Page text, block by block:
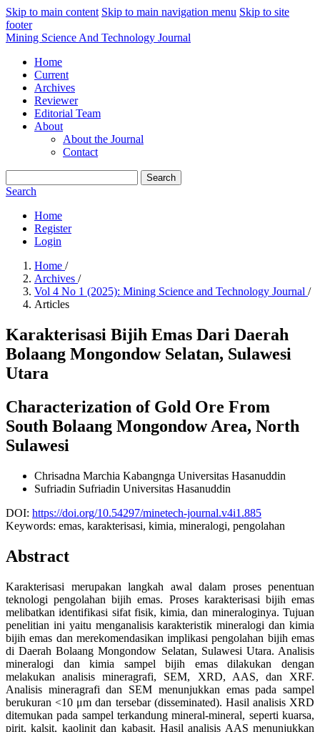
Skip to main content Skip to main navigation menu Skip to site
footer
Mining Science And Technology Journal
Home
Current
Archives
Reviewer
Editorial Team
About
About the Journal
Contact
Search
Search
Home
Register
Login
Home /
Archives /
Vol 4 No 1 (2025): Mining Science and Technology Journal /
Articles
Karakterisasi Bijih Emas Dari Daerah
Bolaang Mongondow Selatan, Sulawesi
Utara
Characterization of Gold Ore From
South Bolaang Mongondow Area, North
Sulawesi
Chrisadna Marchia Kabangnga Universitas Hasanuddin
Sufriadin Sufriadin Universitas Hasanuddin
DOI: https://doi.org/10.54297/minetech-journal.v4i1.885
Keywords: emas, karakterisasi, kimia, mineralogi, pengolahan
Abstract
Karakterisasi merupakan langkah awal dalam proses penentuan
teknologi pengolahan bijih emas. Proses karakterisasi bijih emas
melibatkan identifikasi sifat fisik, kimia, dan mineraloginya. Tujuan
penelitian ini yaitu menganalisis karakteristik mineralogi dan kimia
bijih emas dan merekomendasikan implikasi pengolahan bijih emas
di Daerah Bolaang Mongondow Selatan, Sulawesi Utara. Analisis
mineralogi dan kimia sampel bijih emas dilakukan dengan
melakukan analisis mineragrafi, SEM, XRD, AAS, dan XRF.
Analisis mineragrafi dan SEM menunjukkan emas pada sampel
berukuran <10 μm dan tersebar (disseminated). Hasil analisis XRD
ditemukan pada sampel terkandung mineral-mineral, seperti kuarsa,
pirit, kalsit, kaolinit dan kabasit. Hasil analisis AAS menunjukkan